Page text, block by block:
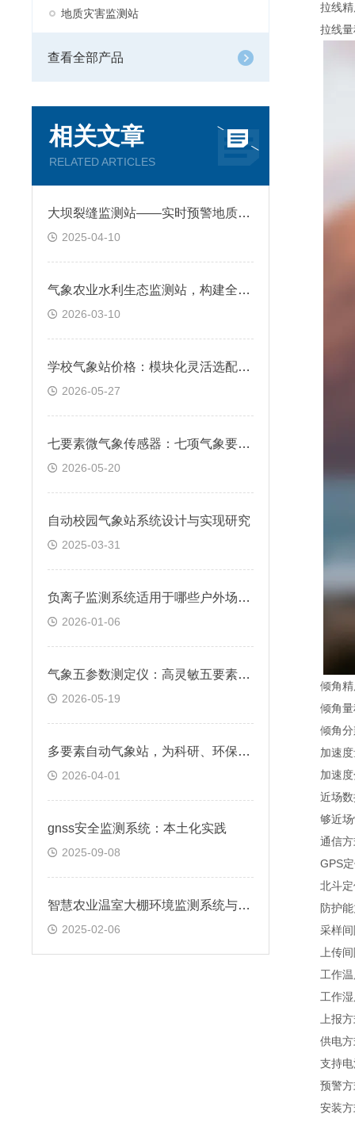
地质灾害监测站
查看全部产品
相关文章
RELATED ARTICLES
大坝裂缝监测站——实时预警地质灾害
2025-04-10
气象农业水利生态监测站，构建全域环境监测体系
2026-03-10
学校气象站价格：模块化灵活选配，按需组合适配不同需求
2026-05-27
七要素微气象传感器：七项气象要素集成 一机集齐全域环境数据
2026-05-20
自动校园气象站系统设计与实现研究
2025-03-31
负离子监测系统适用于哪些户外场景?
2026-01-06
气象五参数测定仪：高灵敏五要素传感仪 环境气象同步采集
2026-05-19
多要素自动气象站，为科研、环保、智慧城市提供全面数据
2026-04-01
gnss安全监测系统：本土化实践
2025-09-08
智慧农业温室大棚环境监测系统与大数据技术的融合
2025-02-06
拉线精
拉线量
倾角精
倾角量
倾角分
加速度
加速度
近场数
够近场
通信方
GPS定
北斗定
防护能
采样间
上传间
工作温
工作湿
上报方
供电方式
支持电
预警方式
安装方式